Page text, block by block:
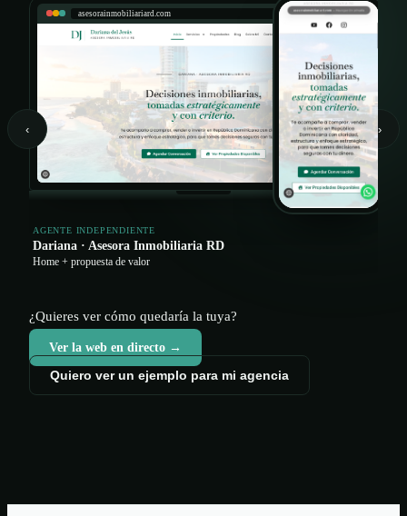
asesorainmobiliariard.com
AGENTE INDEPENDIENTE
Dariana · Asesora Inmobiliaria RD
Home + propuesta de valor
‹ ›
¿Quieres ver cómo quedaría la tuya?
Ver la web en directo →
Quiero ver un ejemplo para mi agencia